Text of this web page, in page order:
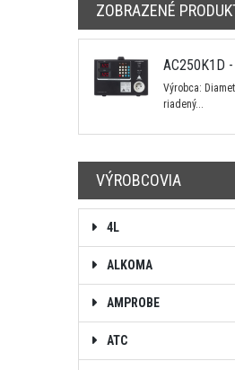
ZOBRAZENÉ
AC250K1D
Výrobca:
riadený...
VÝROBCOVIA
4L
ALKOMA
AMPROBE
ATC